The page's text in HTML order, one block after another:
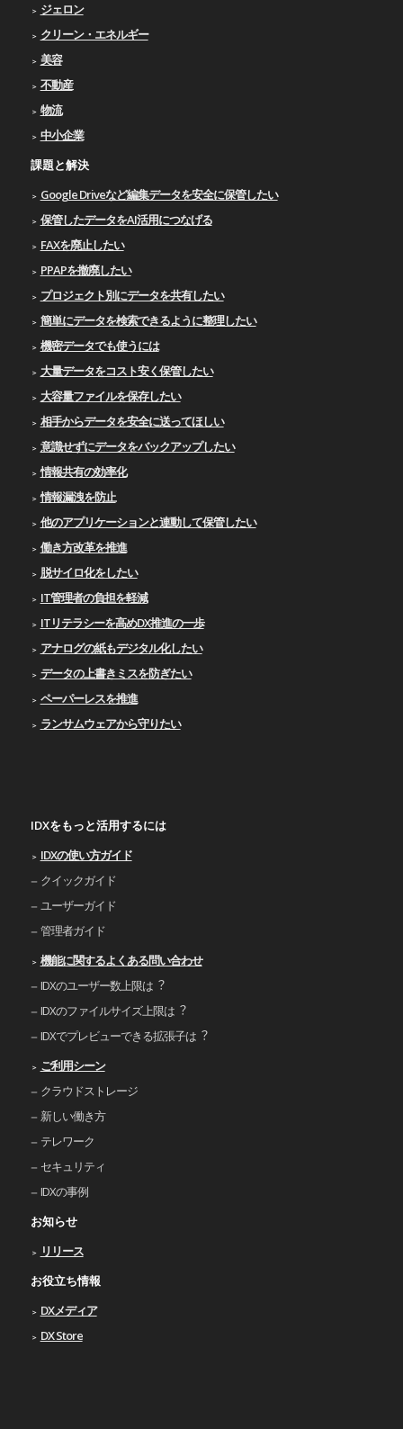
ジェロン
クリーン・エネルギー
美容
不動産
物流
中小企業
課題と解決
Google Driveなど編集データを安全に保管したい
保管したデータをAI活用につなげる
FAXを廃止したい
PPAPを撤廃したい
プロジェクト別にデータを共有したい
簡単にデータを検索できるように整理したい
機密データでも使うには
大量データをコスト安く保管したい
大容量ファイルを保存したい
相手からデータを安全に送ってほしい
意識せずにデータをバックアップしたい
情報共有の効率化
情報漏洩を防止
他のアプリケーションと連動して保管したい
働き方改革を推進
脱サイロ化をしたい
IT管理者の負担を軽減
ITリテラシーを高めDX推進の一歩
アナログの紙もデジタル化したい
データの上書きミスを防ぎたい
ペーパーレスを推進
ランサムウェアから守りたい
IDXをもっと活用するには
IDXの使い⽅ガイド
クイックガイド
ユーザーガイド
管理者ガイド
機能に関するよくある問い合わせ
IDXのユーザー数上限は︖
IDXのファイルサイズ上限は︖
IDXでプレビューできる拡張⼦は︖
ご利⽤シーン
クラウドストレージ
新しい働き⽅
テレワーク
セキュリティ
IDXの事例
お知らせ
リリース
お役立ち情報
DXメディア
DX Store